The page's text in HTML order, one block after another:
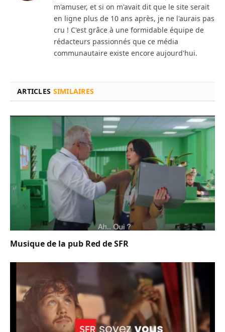
m'amuser, et si on m'avait dit que le site serait
en ligne plus de 10 ans après, je ne l'aurais pas
cru ! C'est grâce à une formidable équipe de
rédacteurs passionnés que ce média
communautaire existe encore aujourd'hui.
ARTICLES SIMILAIRES
Musique de la pub Red de SFR